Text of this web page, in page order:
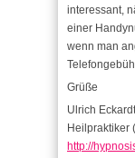
interessant,
einer
wenn man
Grüße
Ulrich Eckardt
Heilpraktiker
http://